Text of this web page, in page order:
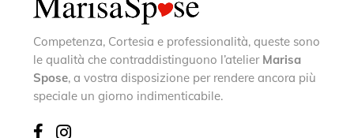
Competenza, Cortesia e professionalità, queste sono
le qualità che contraddistinguono l’atelier Marisa
Spose, a vostra disposizione per rendere ancora più
speciale un giorno indimenticabile.